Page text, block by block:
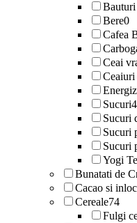
Bauturi
Bere0
Cafea
Ceai
Ceaiuri
Sucuri4
Sucuri
Sucuri
Sucuri
Yogi
Bunatati de
Cacao si
Cereale74
Fulgi